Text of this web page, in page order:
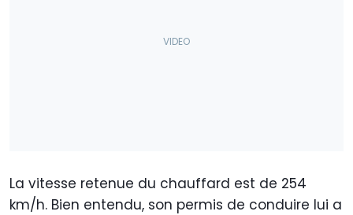
La vitesse retenue du chauffard est de 254
km/h. Bien entendu, son permis de conduire lui a